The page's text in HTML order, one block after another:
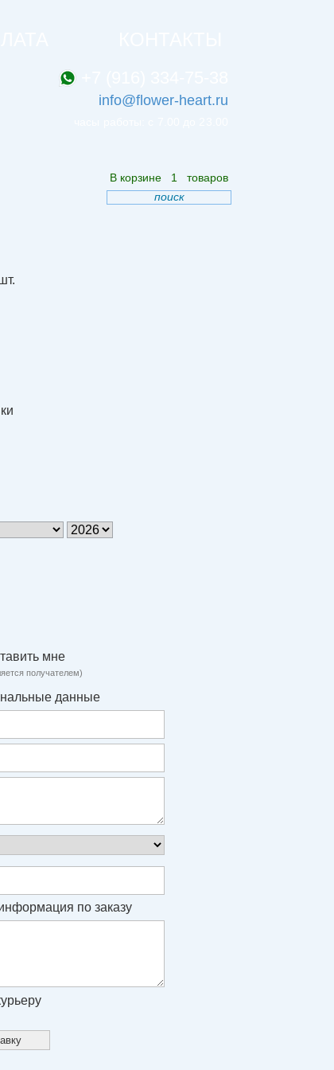
info@flower-heart.ru
В корзине 1
товаров
поиск
мне
получателем)
данные
по заказу